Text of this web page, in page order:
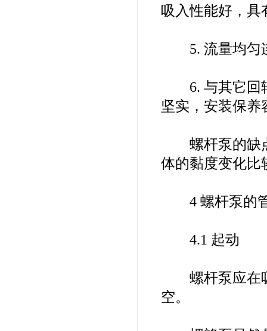
吸入性能好，具
5. 流量均匀
6. 与其它回转
坚实，安装保养
螺杆泵的缺点
体的黏度变化比
4 螺杆泵的
4.1 起动
螺杆泵应在吸
空。